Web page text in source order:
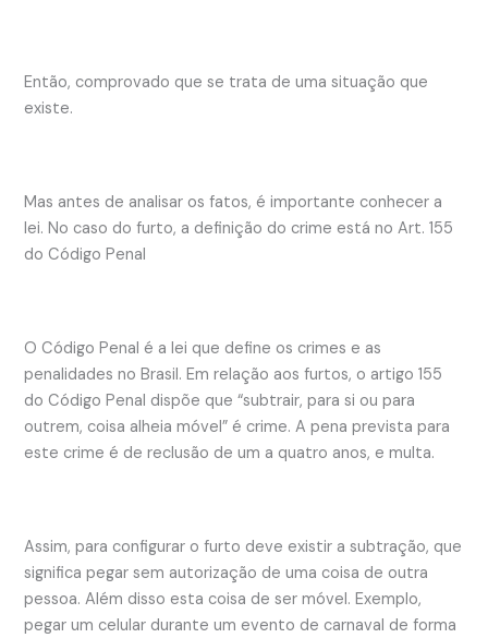
Então, comprovado que se trata de uma situação que
existe.
Mas antes de analisar os fatos, é importante conhecer a
lei. No caso do furto, a definição do crime está no Art. 155
do Código Penal
O Código Penal é a lei que define os crimes e as
penalidades no Brasil. Em relação aos furtos, o artigo 155
do Código Penal dispõe que “subtrair, para si ou para
outrem, coisa alheia móvel” é crime. A pena prevista para
este crime é de reclusão de um a quatro anos, e multa.
Assim, para configurar o furto deve existir a subtração, que
significa pegar sem autorização de uma coisa de outra
pessoa. Além disso esta coisa de ser móvel. Exemplo,
pegar um celular durante um evento de carnaval de forma